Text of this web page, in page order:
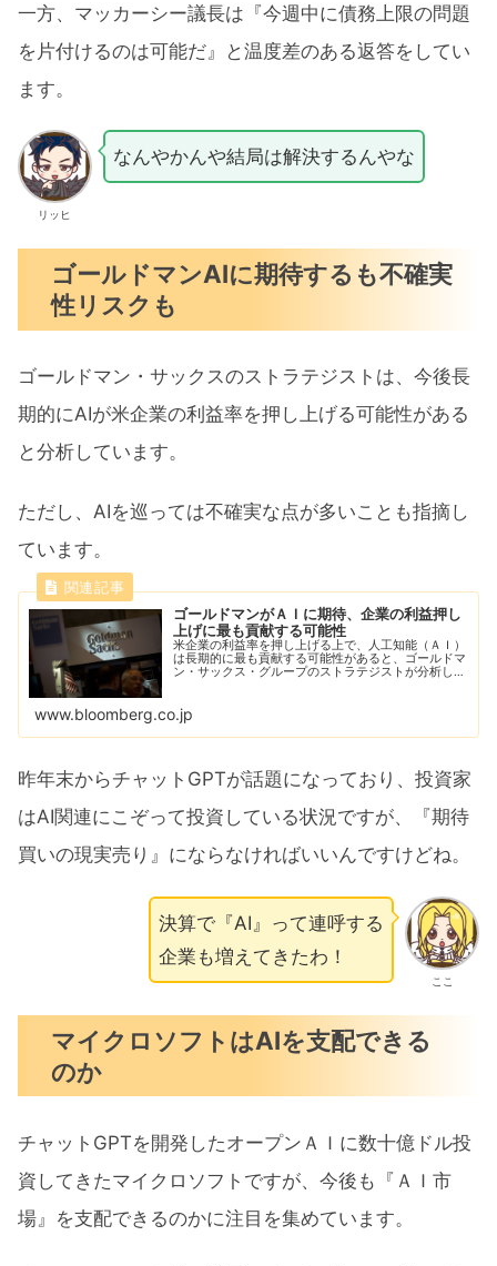
一方、マッカーシー議長は『今週中に債務上限の問題
を片付けるのは可能だ』と温度差のある返答をしてい
ます。
リッヒ
なんやかんや結局は解決するんやな
ゴールドマンAIに期待するも不確実
性リスクも
ゴールドマン・サックスのストラテジストは、今後長
期的にAIが米企業の利益率を押し上げる可能性がある
と分析しています。
ただし、AIを巡っては不確実な点が多いことも指摘し
ています。
ゴールドマンがＡＩに期待、企業の利益押し
上げに最も貢献する可能性
米企業の利益率を押し上げる上で、人工知能（ＡＩ）
は長期的に最も貢献する可能性があると、ゴールドマ
ン・サックス・グループのストラテジストが分析し
www.bloomberg.co.jp
昨年末からチャットGPTが話題になっており、投資家
はAI関連にこぞって投資している状況ですが、『期待
買いの現実売り』にならなければいいんですけどね。
ここ
決算で『AI』って連呼する
企業も増えてきたわ！
マイクロソフトはAIを支配できる
のか
チャットGPTを開発したオープンＡＩに数十億ドル投
資してきたマイクロソフトですが、今後も『ＡＩ市
場』を支配できるのかに注目を集めています。